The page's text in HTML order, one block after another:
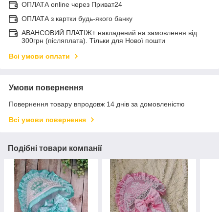
ОПЛАТА online через Приват24
ОПЛАТА з картки будь-якого банку
АВАНСОВИЙ ПЛАТІЖ+ накладений на замовлення від
300грн (післяплата). Тільки для Нової пошти
Всі умови оплати
Умови повернення
Повернення товару впродовж 14 днів за домовленістю
Всі умови повернення
Подібні товари компанії